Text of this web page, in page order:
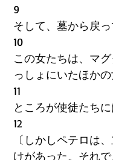
9
そして、墓から戻
10
この女たちは、マ
っしょにいたほか
11
ところが使徒たち
12
〔しかしペテロは
けがあった。それ